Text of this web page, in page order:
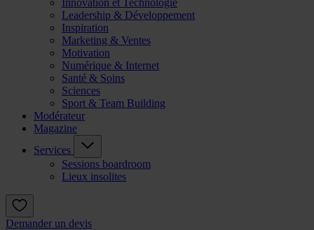
Innovation et Technologie
Leadership & Développement
Inspiration
Marketing & Ventes
Motivation
Numérique & Internet
Santé & Soins
Sciences
Sport & Team Building
Modérateur
Magazine
Services
Sessions boardroom
Lieux insolites
Demander un devis